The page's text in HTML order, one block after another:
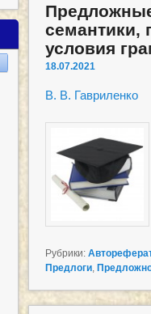
семантики,
условия
18.07.2021
В. В. Гавриленко
Рубрики:
Предлоги,